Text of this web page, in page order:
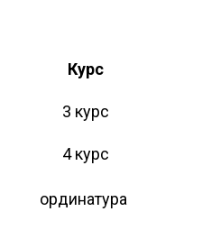
Курс
3 курс
4 курс
ординатура